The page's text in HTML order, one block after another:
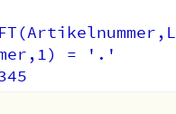
= '.'